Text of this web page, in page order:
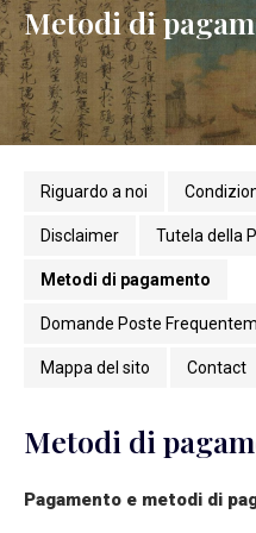
Metodi di
Riguardo a noi
Disclaimer Tutela della
Metodi di pagamento
Domande Poste
Mappa del sito Contact
Metodi di
Pagamento e metodi di